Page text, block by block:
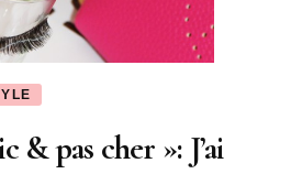
& pas cher »: J’ai